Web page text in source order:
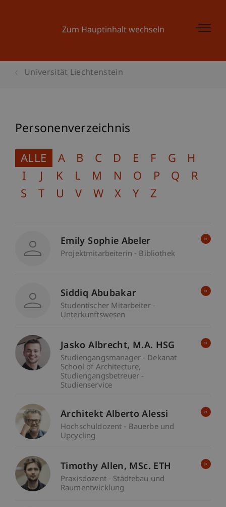
Zum Hauptinhalt wechseln
Universität Liechtenstein
Personenverzeichnis
ALLE A B C D E F G
H
I
J K L M N O P Q
R
S
T U V W X Y Z
Emily Sophie Abeler
Projektmitarbeiterin - Bibliothek
Siddiq Abubakar
Studentischer Mitarbeiter -
Unterkunftswesen
JaskoAlbrecht M.A. HSG
Studiengangsmanager - Dekanat
School of Architecture
Studiengangsbetreuer -
Studienservice
Architekt Alberto Alessi
Hochschuldozent - Bauerbe und
Upcycling
Timothy Allen MSc. ETH
Praxisdozent - Städtebau und
Raumentwicklung